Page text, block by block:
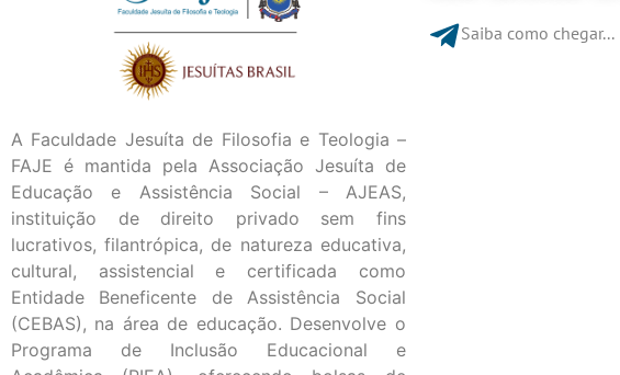
A Faculdade Jesuíta de Filosofia e Teologia –
FAJE é mantida pela Associação Jesuíta de
Educação e Assistência Social – AJEAS,
instituição de direito privado sem fins
lucrativos, filantrópica, de natureza educativa,
cultural, assistencial e certificada como
Entidade Beneficente de Assistência Social
(CEBAS), na área de educação. Desenvolve o
Programa de Inclusão Educacional e
Saiba como chegar...